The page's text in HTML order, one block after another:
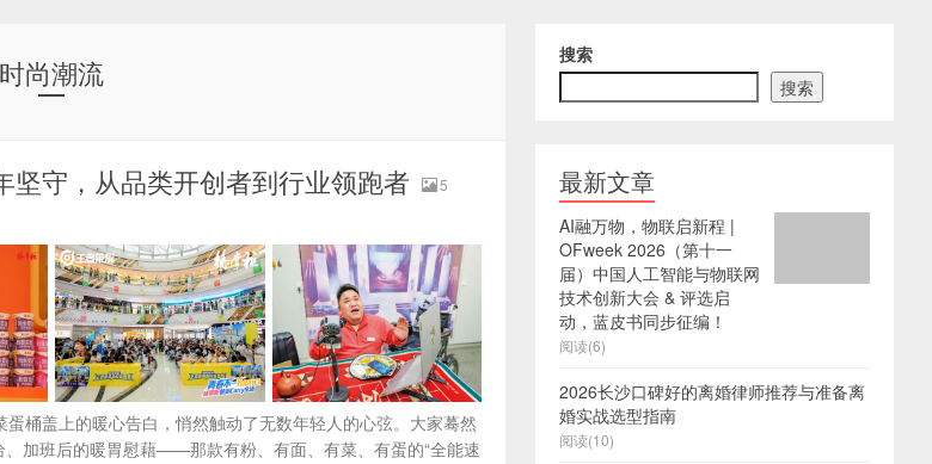
时尚潮流
守，从品类开创者到行业领跑者
5
桶盖上的暖心告白，悄然触动了无数年轻人的心弦。大家蓦然
加班后的暖胃慰藉——那款有粉、有面、有菜、有蛋的“全能速
搜索
搜索
最新文章
AI融万物，物联启新程 |
OFweek 2026（第十一
届）中国人工智能与物联网
技术创新大会 & 评选启
动，蓝皮书同步征编！
阅读(6)
2026长沙口碑好的离婚律师推荐与准备离
婚实战选型指南
阅读(10)